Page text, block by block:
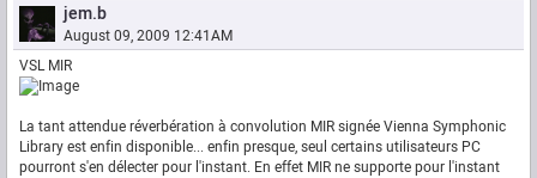
jem.b
August 09, 2009 12:41AM
VSL MIR
La tant attendue réverbération à convolution MIR signée Vienna Symphonic
Library est enfin disponible... enfin presque, seul certains utilisateurs PC
pourront s'en délecter pour l'instant. En effet MIR ne supporte pour l'instant